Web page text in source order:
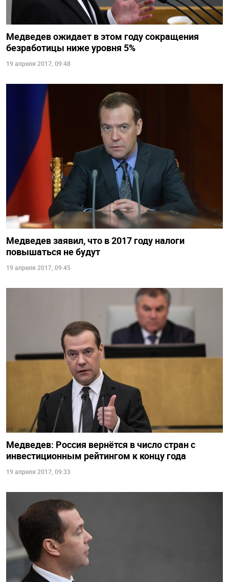
Медведев ожидает в этом году сокращения
безработицы ниже уровня 5%
19 апреля 2017, 09:48
Медведев заявил, что в 2017 году налоги
повышаться не будут
19 апреля 2017, 09:45
Медведев: Россия вернётся в число стран с
инвестиционным рейтингом к концу года
19 апреля 2017, 09:33